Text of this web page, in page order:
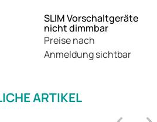
SLIM Vorschaltgeräte
nicht dimmbar
Preise nach
Anmeldung sichtbar
ARTIKEL